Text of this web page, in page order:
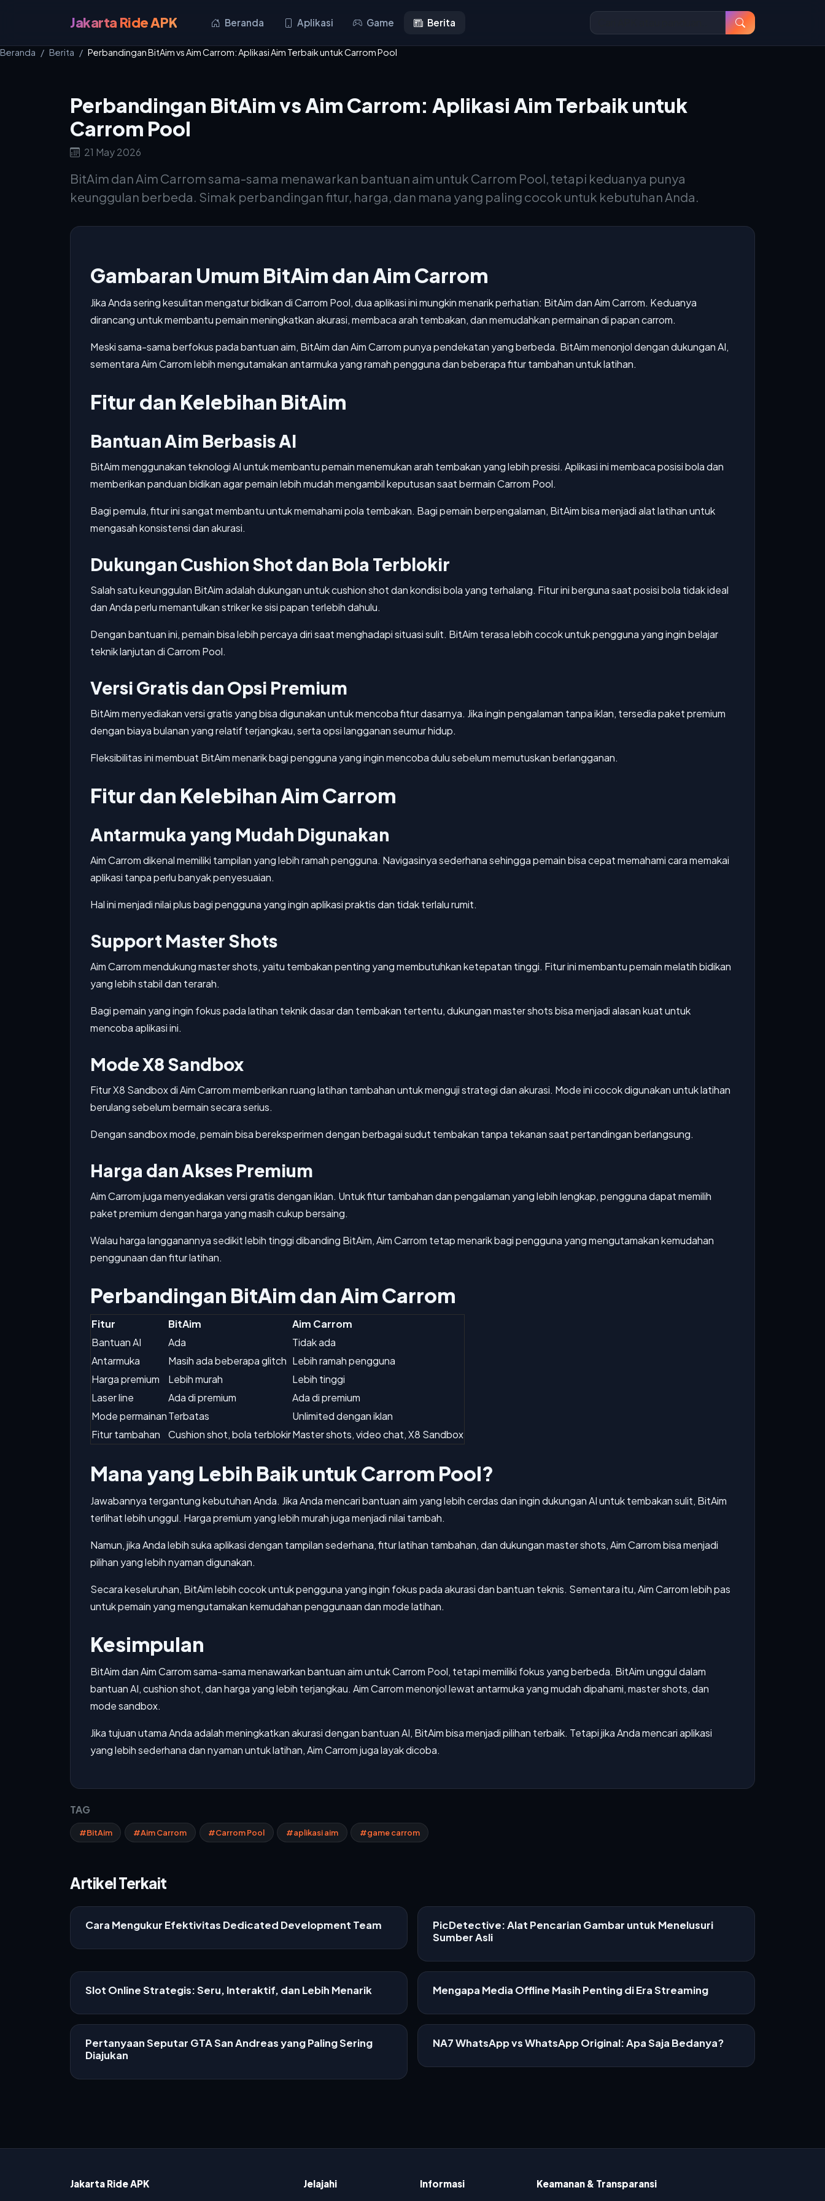
Jakarta Ride APK Beranda Aplikasi Game Berita
Beranda Berita Perbandingan BitAim vs Aim Carrom: Aplikasi Aim Terbaik untuk Carrom Pool
Perbandingan BitAim vs Aim Carrom: Aplikasi Aim Terbaik untuk
Carrom Pool
21 May 2026
BitAim dan Aim Carrom sama-sama menawarkan bantuan aim untuk Carrom Pool, tetapi keduanya punya
keunggulan berbeda. Simak perbandingan fitur, harga, dan mana yang paling cocok untuk kebutuhan Anda.
Gambaran Umum BitAim dan Aim Carrom
Jika Anda sering kesulitan mengatur bidikan di Carrom Pool, dua aplikasi ini mungkin menarik perhatian: BitAim dan Aim Carrom. Keduanya
dirancang untuk membantu pemain meningkatkan akurasi, membaca arah tembakan, dan memudahkan permainan di papan carrom.
Meski sama-sama berfokus pada bantuan aim, BitAim dan Aim Carrom punya pendekatan yang berbeda. BitAim menonjol dengan dukungan AI,
sementara Aim Carrom lebih mengutamakan antarmuka yang ramah pengguna dan beberapa fitur tambahan untuk latihan.
Fitur dan Kelebihan BitAim
Bantuan Aim Berbasis AI
BitAim menggunakan teknologi AI untuk membantu pemain menemukan arah tembakan yang lebih presisi. Aplikasi ini membaca posisi bola dan
memberikan panduan bidikan agar pemain lebih mudah mengambil keputusan saat bermain Carrom Pool.
Bagi pemula, fitur ini sangat membantu untuk memahami pola tembakan. Bagi pemain berpengalaman, BitAim bisa menjadi alat latihan untuk
mengasah konsistensi dan akurasi.
Dukungan Cushion Shot dan Bola Terblokir
Salah satu keunggulan BitAim adalah dukungan untuk cushion shot dan kondisi bola yang terhalang. Fitur ini berguna saat posisi bola tidak ideal
dan Anda perlu memantulkan striker ke sisi papan terlebih dahulu.
Dengan bantuan ini, pemain bisa lebih percaya diri saat menghadapi situasi sulit. BitAim terasa lebih cocok untuk pengguna yang ingin belajar
teknik lanjutan di Carrom Pool.
Versi Gratis dan Opsi Premium
BitAim menyediakan versi gratis yang bisa digunakan untuk mencoba fitur dasarnya. Jika ingin pengalaman tanpa iklan, tersedia paket premium
dengan biaya bulanan yang relatif terjangkau, serta opsi langganan seumur hidup.
Fleksibilitas ini membuat BitAim menarik bagi pengguna yang ingin mencoba dulu sebelum memutuskan berlangganan.
Fitur dan Kelebihan Aim Carrom
Antarmuka yang Mudah Digunakan
Aim Carrom dikenal memiliki tampilan yang lebih ramah pengguna. Navigasinya sederhana sehingga pemain bisa cepat memahami cara memakai
aplikasi tanpa perlu banyak penyesuaian.
Hal ini menjadi nilai plus bagi pengguna yang ingin aplikasi praktis dan tidak terlalu rumit.
Support Master Shots
Aim Carrom mendukung master shots, yaitu tembakan penting yang membutuhkan ketepatan tinggi. Fitur ini membantu pemain melatih bidikan
yang lebih stabil dan terarah.
Bagi pemain yang ingin fokus pada latihan teknik dasar dan tembakan tertentu, dukungan master shots bisa menjadi alasan kuat untuk
mencoba aplikasi ini.
Mode X8 Sandbox
Fitur X8 Sandbox di Aim Carrom memberikan ruang latihan tambahan untuk menguji strategi dan akurasi. Mode ini cocok digunakan untuk latihan
berulang sebelum bermain secara serius.
Dengan sandbox mode, pemain bisa bereksperimen dengan berbagai sudut tembakan tanpa tekanan saat pertandingan berlangsung.
Harga dan Akses Premium
Aim Carrom juga menyediakan versi gratis dengan iklan. Untuk fitur tambahan dan pengalaman yang lebih lengkap, pengguna dapat memilih
paket premium dengan harga yang masih cukup bersaing.
Walau harga langganannya sedikit lebih tinggi dibanding BitAim, Aim Carrom tetap menarik bagi pengguna yang mengutamakan kemudahan
penggunaan dan fitur latihan.
Perbandingan BitAim dan Aim Carrom
Fitur BitAim
Aim Carrom
Bantuan AI
Ada
Tidak ada
Antarmuka
Masih ada beberapa glitch Lebih ramah pengguna
Harga premium
Lebih murah
Lebih tinggi
Laser line
Ada di premium
Ada di premium
Mode permainanTerbatas
Unlimited dengan iklan
Fitur tambahan
Cushion shot, bola terblokirMaster shots, video chat, X8 Sandbox
Mana yang Lebih Baik untuk Carrom Pool?
Jawabannya tergantung kebutuhan Anda. Jika Anda mencari bantuan aim yang lebih cerdas dan ingin dukungan AI untuk tembakan sulit, BitAim
terlihat lebih unggul. Harga premium yang lebih murah juga menjadi nilai tambah.
Namun, jika Anda lebih suka aplikasi dengan tampilan sederhana, fitur latihan tambahan, dan dukungan master shots, Aim Carrom bisa menjadi
pilihan yang lebih nyaman digunakan.
Secara keseluruhan, BitAim lebih cocok untuk pengguna yang ingin fokus pada akurasi dan bantuan teknis. Sementara itu, Aim Carrom lebih pas
untuk pemain yang mengutamakan kemudahan penggunaan dan mode latihan.
Kesimpulan
BitAim dan Aim Carrom sama-sama menawarkan bantuan aim untuk Carrom Pool, tetapi memiliki fokus yang berbeda. BitAim unggul dalam
bantuan AI, cushion shot, dan harga yang lebih terjangkau. Aim Carrom menonjol lewat antarmuka yang mudah dipahami, master shots, dan
mode sandbox.
Jika tujuan utama Anda adalah meningkatkan akurasi dengan bantuan AI, BitAim bisa menjadi pilihan terbaik. Tetapi jika Anda mencari aplikasi
yang lebih sederhana dan nyaman untuk latihan, Aim Carrom juga layak dicoba.
TAG
#BitAim #Aim Carrom #Carrom Pool #aplikasi aim #game carrom
Artikel Terkait
Cara Mengukur Efektivitas Dedicated Development Team
PicDetective: Alat Pencarian Gambar untuk Menelusuri
Sumber Asli
Slot Online Strategis: Seru, Interaktif, dan Lebih Menarik Mengapa Media Offline Masih Penting di Era Streaming
Pertanyaan Seputar GTA San Andreas yang Paling Sering
Diajukan
NA7 WhatsApp vs WhatsApp Original: Apa Saja Bedanya?
Jakarta Ride APK Jelajahi Informasi Keamanan & Transparansi